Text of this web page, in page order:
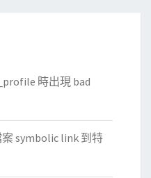
時出現 bad
symbolic link 到特